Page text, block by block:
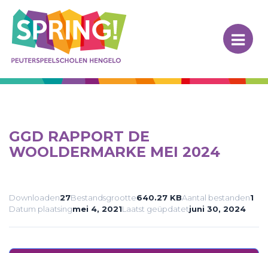
Skip
content
Spring! Hengelo
GGD RAPPORT DE
WOOLDERMARKE MEI 2024
Downloaden27Bestandsgrootte640.27 KBAantal bestanden1
Datum plaatsingmei 4, 2021Laatst geüpdatetjuni 30, 2024